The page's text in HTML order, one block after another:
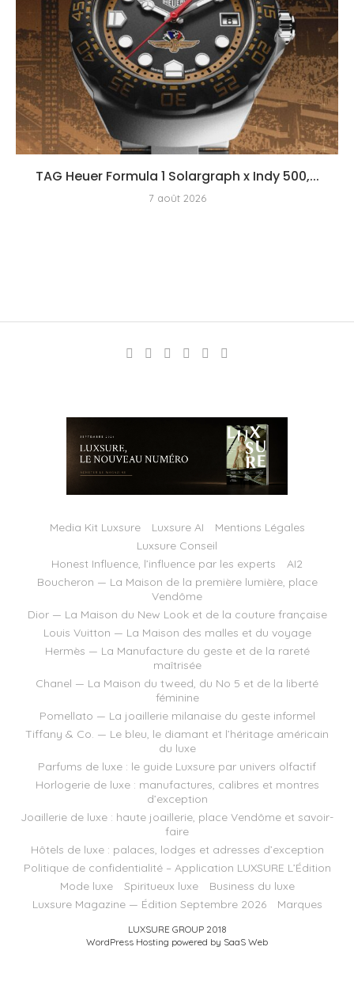
TAG Heuer Formula 1 Solargraph x Indy 500,...
7 août 2026
Media Kit Luxsure Luxsure AI
Mentions Légales
Luxsure Conseil
Honest Influence, l’influence par les experts
AI2
Boucheron — La Maison de la première lumière, place
Vendôme
Dior — La Maison du New Look et de la couture française
Louis Vuitton — La Maison des malles et du voyage
Hermès — La Manufacture du geste et de la rareté
maîtrisée
Chanel — La Maison du tweed, du No 5 et de la liberté
féminine
Pomellato — La joaillerie milanaise du geste informel
Tiffany & Co. — Le bleu, le diamant et l’héritage américain
du luxe
Parfums de luxe : le guide Luxsure par univers olfactif
Horlogerie de luxe : manufactures, calibres et montres
d’exception
Joaillerie de luxe : haute joaillerie, place Vendôme et savoir-
faire
Hôtels de luxe : palaces, lodges et adresses d’exception
Politique de confidentialité – Application LUXSURE L’Édition
Mode luxe
Spiritueux luxe
Business du luxe
Luxsure Magazine — Édition Septembre 2026
Marques
LUXSURE GROUP 2018
WordPress Hosting powered by SaaS Web